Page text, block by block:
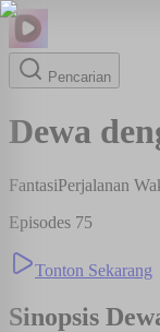
Pencarian
Dewa
FantasiPerjalanan
Episodes 75
Tonton Sekarang
Sinopsis